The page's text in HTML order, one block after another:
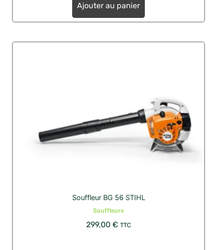
Ajouter au panier
Souffleur BG 56 STIHL
Souffleurs
299,00 € TTC